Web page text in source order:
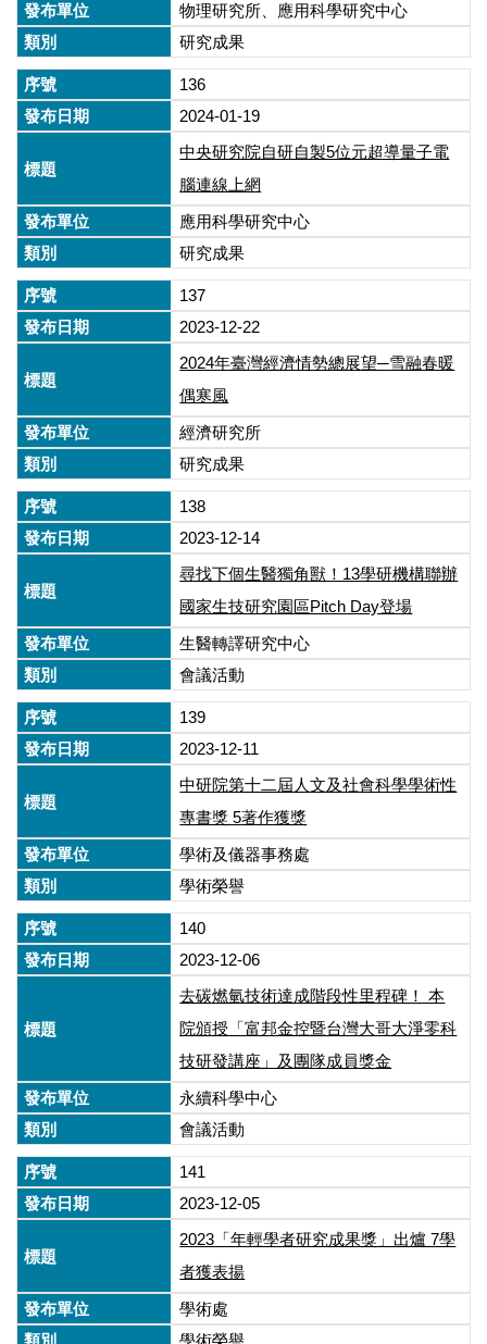
物理研究所、應用科學研究中心
研究成果
136
2024-01-19
中央研究院自研自製5位元超導量子電
腦連線上網
應用科學研究中心
研究成果
137
2023-12-22
2024年臺灣經濟情勢總展望─雪融春暖
偶寒風
經濟研究所
研究成果
138
2023-12-14
尋找下個生醫獨角獸！13學研機構聯辦
國家生技研究園區Pitch Day登場
生醫轉譯研究中心
會議活動
139
2023-12-11
中研院第十二屆人文及社會科學學術性
專書獎 5著作獲獎
學術及儀器事務處
學術榮譽
140
2023-12-06
去碳燃氫技術達成階段性里程碑！ 本
院頒授「富邦金控暨台灣大哥大淨零科
技研發講座」及團隊成員獎金
永續科學中心
會議活動
141
2023-12-05
2023「年輕學者研究成果獎」出爐 7學
者獲表揚
學術處
學術榮譽